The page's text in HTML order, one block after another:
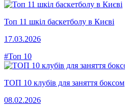
Топ 11 шкіл баскетболу в Києві
17.03.2026
#Топ 10
ТОП 10 клубів для заняття боксом
08.02.2026